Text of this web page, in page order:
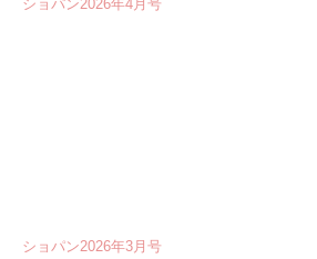
ショパン2026年4月号
ショパン2026年3月号